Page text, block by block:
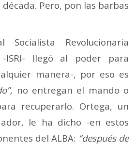
Pero, pon las barbas
Socialista Revolucionaria
-ISRI- llegó al poder para
manera-, por eso es
no entregan el mando o
recuperarlo. Ortega, un
le ha dicho -en estos
del ALBA: “después de